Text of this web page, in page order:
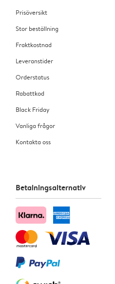
Prisöversikt
Stor beställning
Fraktkostnad
Leveranstider
Orderstatus
Rabattkod
Black Friday
Vanliga frågor
Kontakta oss
Betalningsalternativ